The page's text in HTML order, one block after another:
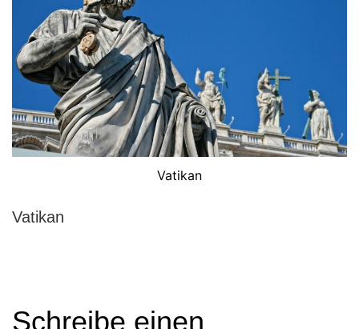
Vatikan
Vatikan
Schreibe einen